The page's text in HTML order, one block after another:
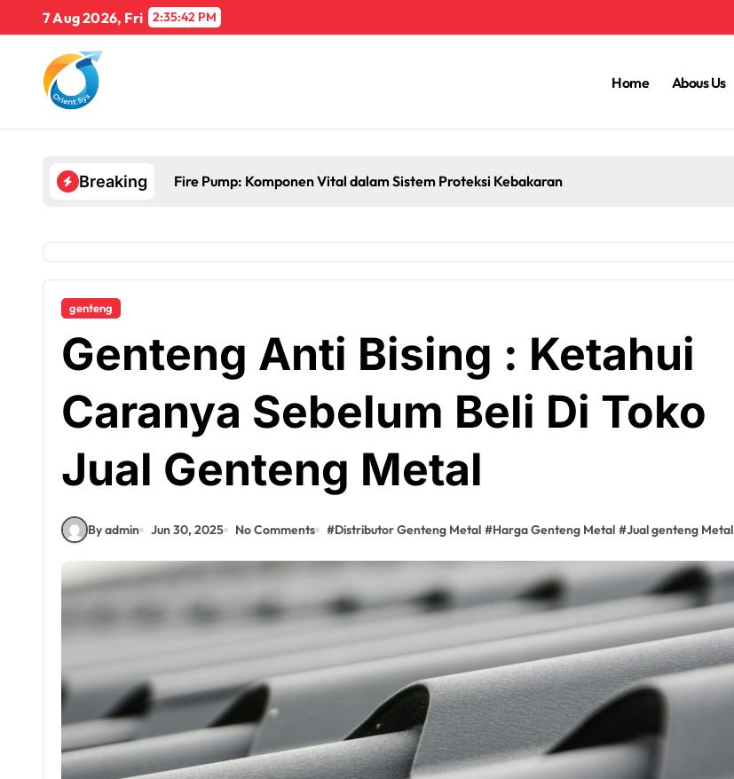
7 Aug 2026, Fri 2:35:43 PM
Home Abous Us
Breaking Fire Pump: Komponen Vital dalam Sistem Proteksi Kebakaran
genteng
Genteng Anti Bising : Ketahui
Caranya Sebelum Beli Di Toko
Jual Genteng Metal
By admin Jun 30, 2025 No Comments #Distributor Genteng Metal #Harga Genteng Metal #Jual genteng Metal